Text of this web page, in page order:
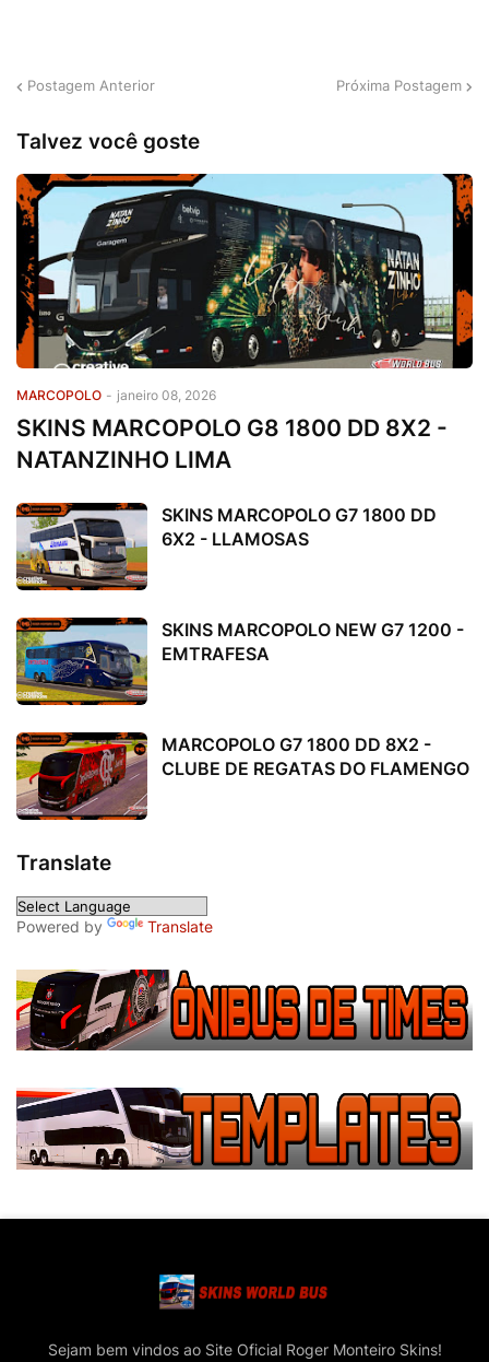
Postagem Anterior Próxima Postagem
Talvez você goste
MARCOPOLO - janeiro 08, 2026
SKINS MARCOPOLO G8 1800 DD 8X2 -
NATANZINHO LIMA
SKINS MARCOPOLO G7 1800 DD
6X2 - LLAMOSAS
SKINS MARCOPOLO NEW G7 1200 -
EMTRAFESA
MARCOPOLO G7 1800 DD 8X2 -
CLUBE DE REGATAS DO FLAMENGO
Translate
Powered by Translate
Sejam bem vindos ao Site Oficial Roger Monteiro Skins!